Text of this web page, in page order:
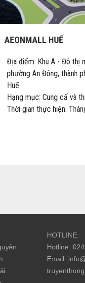
AEONMALL HUẾ
Địa điểm: Khu A - Đô thị
phường An Đông, thành
Huế
Hạng mục: Cung cấ và
Thời gian thực hiện:
HOTLINE:
Hotline:
Email: